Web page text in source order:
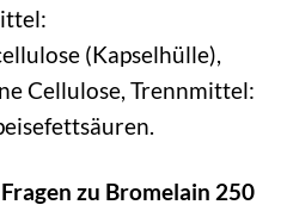
(Kapselhülle),
Cellulose, Trennmittel:
zu Bromelain 250